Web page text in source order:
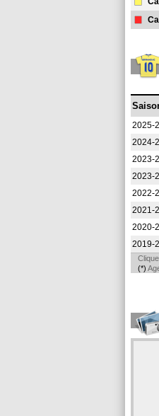
2025-
2024-
2023-
2023-
2022-
2021-
2020-
2019-
(*)